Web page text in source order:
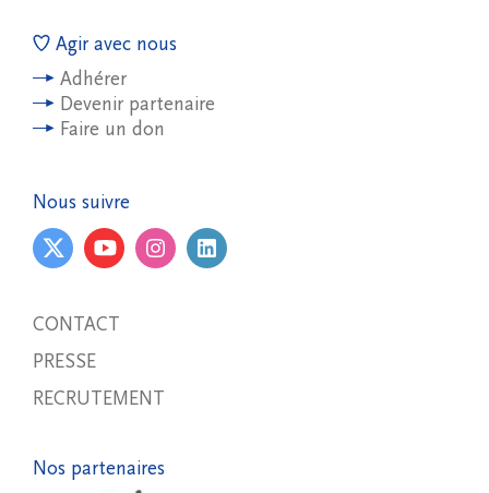
Agir avec nous
Adhérer
Devenir partenaire
Faire un don
Nous suivre
CONTACT
PRESSE
RECRUTEMENT
Nos partenaires